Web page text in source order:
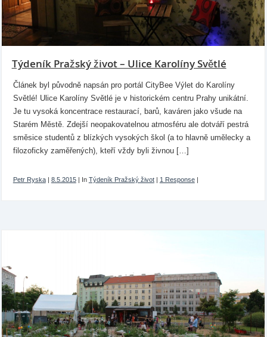
Týdeník Pražský život – Ulice Karolíny Světlé
Článek byl původně napsán pro portál CityBee Výlet do Karolíny
Světlé! Ulice Karolíny Světlé je v historickém centru Prahy unikátní.
Je tu vysoká koncentrace restaurací, barů, kaváren jako všude na
Starém Městě. Zdejší neopakovatelnou atmosféru ale dotváří pestrá
směsice studentů z blízkých vysokých škol (a to hlavně umělecky a
filozoficky zaměřených), kteří vždy byli živnou […]
Petr Ryska| 8.5.2015| In Týdeník Pražský život| 1 Response|